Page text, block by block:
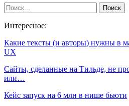
Интересное:
Какие тексты (и авторы) нужны в
UX
Сайты, сделанные на Тильде, не
или…
Кейс запуск на 6 млн в нише бьюти